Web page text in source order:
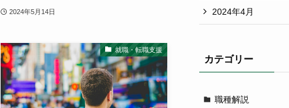
2024年5月14日
就職・転職支援
2024年4月
カテゴリー
職種解説